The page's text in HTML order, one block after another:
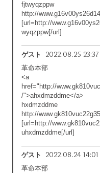
fjtwyqzppw
http://
[url=http://
wyqzppw[/url]
ゲスト 2022.08.25 23:37
革命本部
<a
href="http://
/">ahxdmzddme</a>
hxdmzddme
http://
[url=http://
uhxdmzddme[/url]
ゲスト 2022.08.24 14:01
革命本部